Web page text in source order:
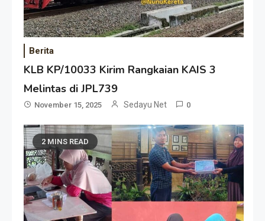
Berita
KLB KP/10033 Kirim Rangkaian KAIS 3
Melintas di JPL739
November 15, 2025 Sedayu Net 0
2 MINS READ